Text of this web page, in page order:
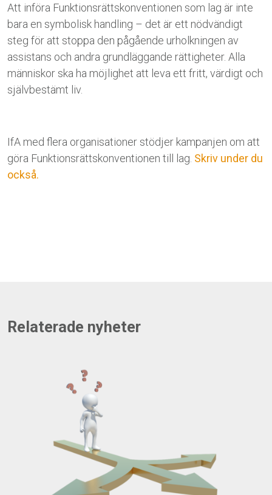
Att införa Funktionsrättskonventionen som lag är inte
bara en symbolisk handling – det är ett nödvändigt
steg för att stoppa den pågående urholkningen av
assistans och andra grundläggande rättigheter. Alla
människor ska ha möjlighet att leva ett fritt, värdigt och
självbestämt liv.
IfA med flera organisationer stödjer kampanjen om att
göra Funktionsrättskonventionen till lag. Skriv under du
också.
Relaterade nyheter